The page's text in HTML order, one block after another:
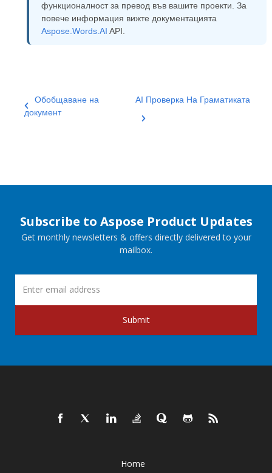
функционалност за превод във вашите проекти. За
повече информация вижте документацията
Aspose.Words.AI API.
Обобщаване на
документ
AI Проверка На Граматиката
Subscribe to Aspose Product Updates
Get monthly newsletters & offers directly delivered to your
mailbox.
Submit
Home